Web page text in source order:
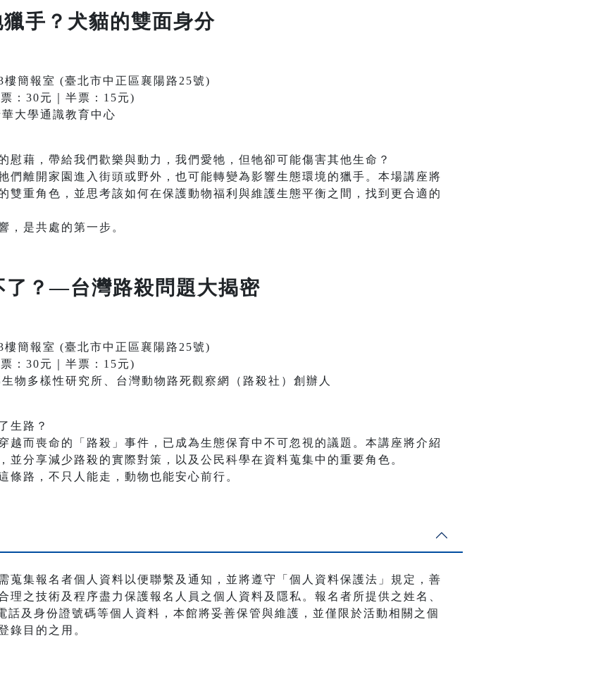
手？犬貓的雙面身分
樓簡報室 (臺北市中正區襄陽路25號)
：30元｜半票：15元)
大學通識教育中心
慰藉，帶給我們歡樂與動力，我們愛牠，但牠卻可能傷害其他生命？
們離開家園進入街頭或野外，也可能轉變為影響生態環境的獵手。本場講座將
雙重角色，並思考該如何在保護動物福利與維護生態平衡之間，找到更合適的
，是共處的第一步。
了？—台灣路殺問題大揭密
樓簡報室 (臺北市中正區襄陽路25號)
：30元｜半票：15元)
物多樣性研究所、台灣動物路死觀察網（路殺社）創辦人
生路？
越而喪命的「路殺」事件，已成為生態保育中不可忽視的議題。本講座將介紹
並分享減少路殺的實際對策，以及公民科學在資料蒐集中的重要角色。
條路，不只人能走，動物也能安心前行。
蒐集報名者個人資料以便聯繫及通知，並將遵守「個人資料保護法」規定，善
理之技術及程序盡力保護報名人員之個人資料及隱私。報名者所提供之姓名、
話及身份證號碼等個人資料，本館將妥善保管與維護，並僅限於活動相關之個
錄目的之用。